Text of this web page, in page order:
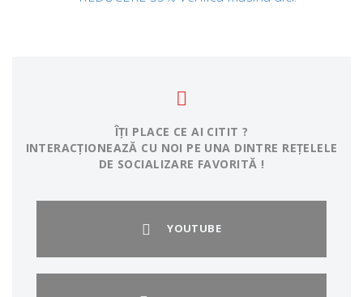
ÎȚI PLACE CE AI CITIT ?
INTERACȚIONEAZĂ CU NOI PE UNA DINTRE REȚELELE
DE SOCIALIZARE FAVORITĂ !
YOUTUBE